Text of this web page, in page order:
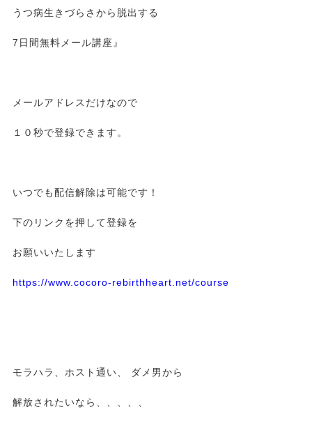
うつ病生きづらさから脱出する
7日間無料メール講座』
メールアドレスだけなので
１０秒で登録できます。
いつでも配信解除は可能です！
下のリンクを押して登録を
お願いいたします
https://www.cocoro-rebirthheart.net/course
モラハラ、ホスト通い、 ダメ男から
解放されたいなら、、、、、